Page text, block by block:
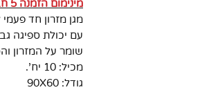
מינימום הזמנה 5 חבילות
מגן מזרון חד
עם יכולת ספיגה
שומר על המזרון
מכיל: 10 יח’.
גודל: 90X60